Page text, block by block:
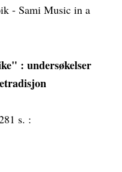
- Sami Music in a
: undersøkelser
s. :